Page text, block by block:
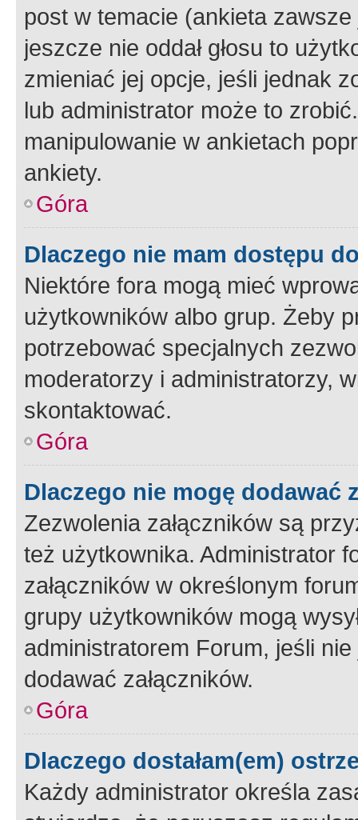
post w temacie (ankieta
jeszcze nie oddał głosu to
zmieniać jej opcje, jeśli jednak
lub administrator może to
manipulowanie w ankietach
ankiety.
Góra
Dlaczego nie mam dostępu
Niektóre fora mogą mieć
użytkowników albo grup. Żeby
potrzebować specjalnych
moderatorzy i administratorzy,
skontaktować.
Góra
Dlaczego nie mogę dodawać
Zezwolenia załączników są
też użytkownika. Administrator
załączników w określonym
grupy użytkowników mogą
administratorem Forum, jeśli
dodawać załączników.
Góra
Dlaczego dostałam(em)
Każdy administrator określa